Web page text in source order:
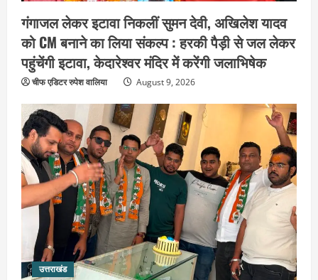
गंगाजल लेकर इटावा निकलीं सुमन देवी, अखिलेश यादव
को CM बनाने का लिया संकल्प : हरकी पैड़ी से जल लेकर
पहुंचेंगी इटावा, केदारेश्वर मंदिर में करेंगी जलाभिषेक
चीफ एडिटर रुपेश वालिया August 9, 2026
उत्तराखंड
3
उत्तराखंड
युवा कांग्रेस के 66वें स्थापना दिवस पर हरिद्वार
में गूंजा युवाओं की आवाज बुलंद करने का संकल्प
August 9, 2026
4
उत्तराखंड
स्वतंत्रता दिवस को देशभक्ति और जनभागीदारी
उत्सव के रूप में मनाएं : डा.विशाल गर्ग
August 9, 2026
5
उत्तराखंड
पूर्व कैबिनेट मंत्री स्वामी यतीश्वरानंद ने
शिवभक्त कांवड़ियों को भोजन प्रसाद वितरित
कर की सेवा, कांवड़ियों की सेवा के लिए सभी
सामर्थ्यवान आमजन आएं आगे : स्वामी
यतिश्वरानन्द